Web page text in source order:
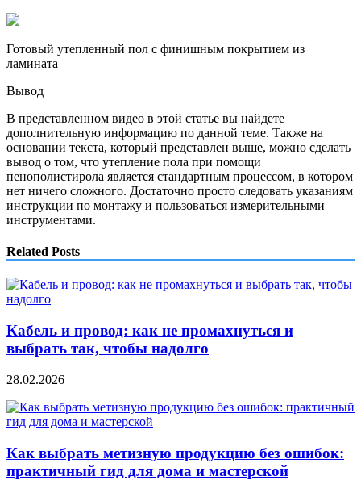
Готовый утепленный пол с финишным покрытием из
ламината
Вывод
В представленном видео в этой статье вы найдете
дополнительную информацию по данной теме. Также на
основании текста, который представлен выше, можно сделать
вывод о том, что утепление пола при помощи
пенополистирола является стандартным процессом, в котором
нет ничего сложного. Достаточно просто следовать указаниям
инструкции по монтажу и пользоваться измерительными
инструментами.
Related Posts
Кабель и провод: как не промахнуться и
выбрать так, чтобы надолго
28.02.2026
Как выбрать метизную продукцию без ошибок:
практичный гид для дома и мастерской